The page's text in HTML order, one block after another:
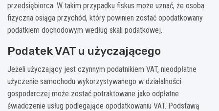
przedsiębiorca. W takim przypadku fiskus może uznać, że osoba
fizyczna osiąga przychód, który powinien zostać opodatkowany
podatkiem dochodowym według skali podatkowej.
Podatek VAT u użyczającego
Jeżeli użyczający jest czynnym podatnikiem VAT, nieodpłatne
użyczenie samochodu wykorzystywanego w działalności
gospodarczej może zostać potraktowane jako odpłatne
świadczenie usług podlegające opodatkowaniu VAT. Podstawą